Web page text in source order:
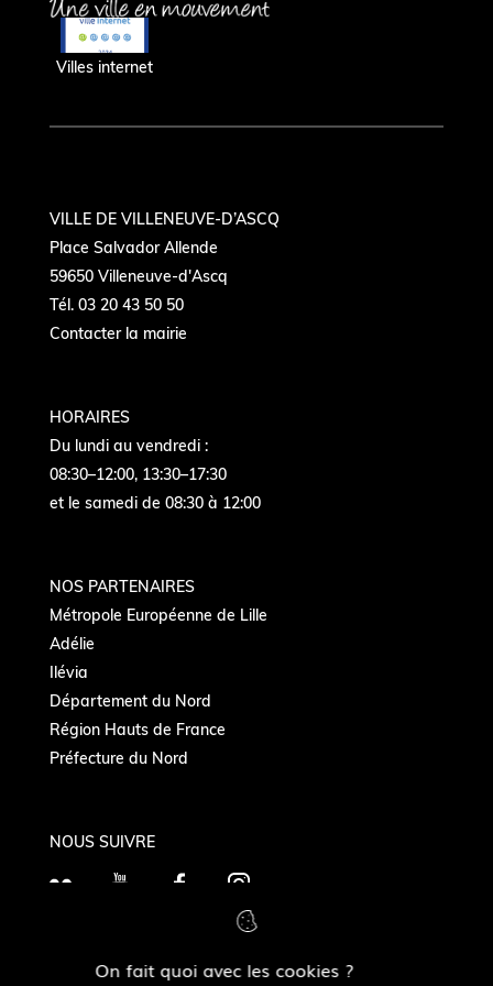
On fait quoi avec les cookies ?
Villes internet
VILLE DE VILLENEUVE-D’ASCQ
Place Salvador Allende
59650 Villeneuve-d'Ascq
Tél. 03 20 43 50 50
Contacter la mairie
HORAIRES
Du lundi au vendredi :
08:30–12:00, 13:30–17:30
et le samedi de 08:30 à 12:00
NOS PARTENAIRES
Métropole Européenne de Lille
Adélie
Ilévia
Département du Nord
Région Hauts de France
Préfecture du Nord
NOUS SUIVRE
F
Y
T
F
e
I
t
MAIRIES DE QUARTIERS